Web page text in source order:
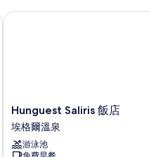
Hunguest
Saliris
飯
店
Hunguest Saliris 飯店
埃格爾溫泉
游泳池
Hunguest Saliris 飯店